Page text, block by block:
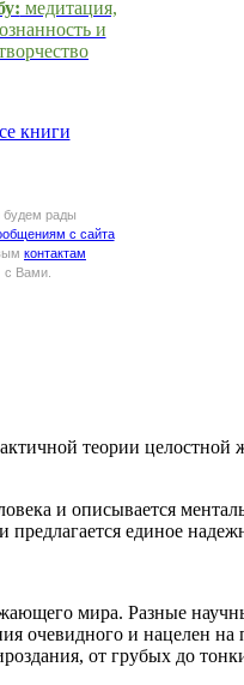
медитация,
и
книги
рады
с сайта
контактам
с Вами.
теории
и описывается
единое
мира. Разные
и нацелен на
от грубых до